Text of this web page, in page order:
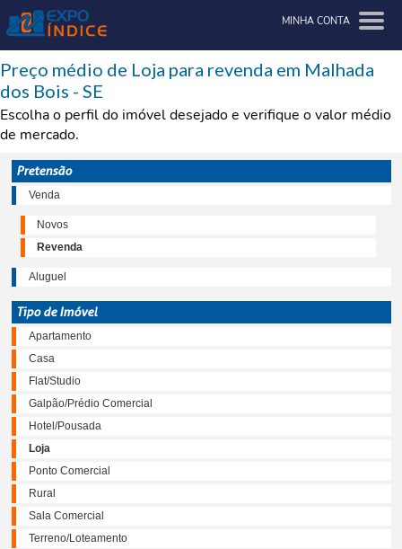
MINHA CONTA
Preço médio de Loja para revenda em Malhada
dos Bois - SE
Escolha o perfil do imóvel desejado e verifique o valor médio
de mercado.
Pretensão
Venda
Novos
Revenda
Aluguel
Tipo de Imóvel
Apartamento
Casa
Flat/Studio
Galpão/Prédio Comercial
Hotel/Pousada
Loja
Ponto Comercial
Rural
Sala Comercial
Terreno/Loteamento